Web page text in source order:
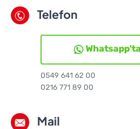
Telefon
0549 641 62 00
0216 771 89 00
Mail